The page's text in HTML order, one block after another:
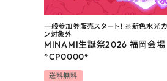
一般参加券販売スタート！ ※新色水光カ
ン対象外
MINAMI生誕祭2026 福岡会場
*CP0000*
送料無料